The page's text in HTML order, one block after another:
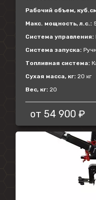
Рабочий объем,
Макс. мощность, л.с.:
Система управления:
Система запуска:
Топливная система:
Сухая масса, кг: 20 кг
Вес, кг: 20
от 54 900 ₽